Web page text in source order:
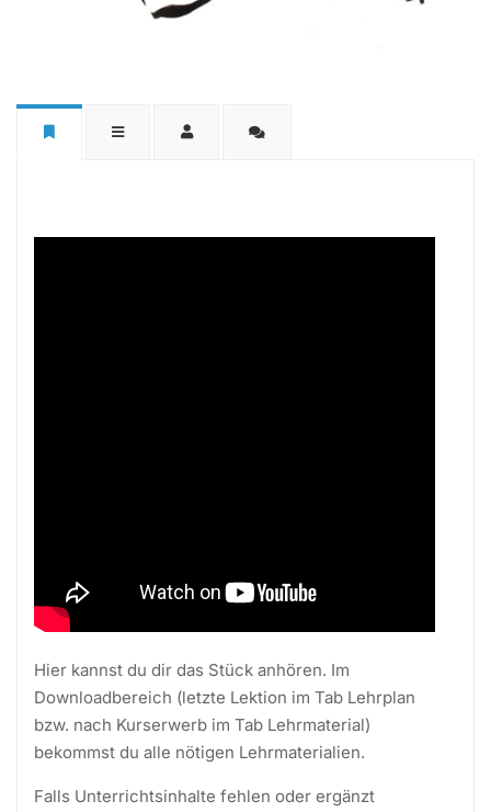
Hier kannst du dir das Stück anhören. Im
Downloadbereich (letzte Lektion im Tab Lehrplan
bzw. nach Kurserwerb im Tab Lehrmaterial)
bekommst du alle nötigen Lehrmaterialien.
Falls Unterrichtsinhalte fehlen oder ergänzt